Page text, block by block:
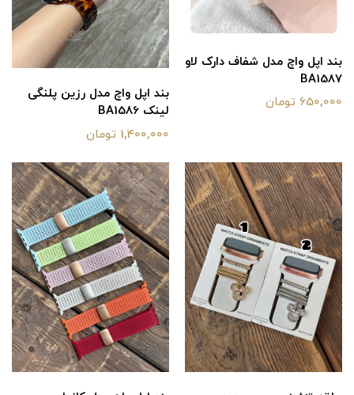
بند اپل واچ مدل شفاف دارک لاو
BA1587
650,000 تومان
بند اپل واچ مدل رزین پلنگی
لینک BA1586
1,400,000 تومان